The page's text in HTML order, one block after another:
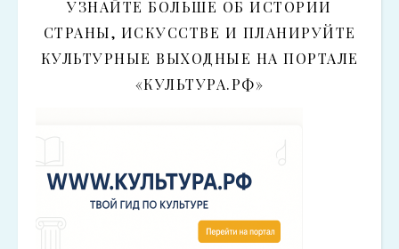
УЗНАЙТЕ БОЛЬШЕ ОБ ИСТОРИИ
СТРАНЫ, ИСКУССТВЕ И ПЛАНИРУЙТЕ
КУЛЬТУРНЫЕ ВЫХОДНЫЕ НА ПОРТАЛЕ
«КУЛЬТУРА.РФ»